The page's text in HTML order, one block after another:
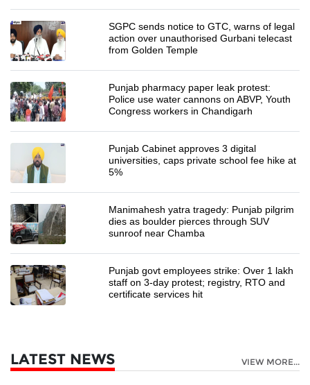
SGPC sends notice to GTC, warns of legal
action over unauthorised Gurbani telecast
from Golden Temple
Punjab pharmacy paper leak protest:
Police use water cannons on ABVP, Youth
Congress workers in Chandigarh
Punjab Cabinet approves 3 digital
universities, caps private school fee hike at
5%
Manimahesh yatra tragedy: Punjab pilgrim
dies as boulder pierces through SUV
sunroof near Chamba
Punjab govt employees strike: Over 1 lakh
staff on 3-day protest; registry, RTO and
certificate services hit
LATEST NEWS VIEW MORE...